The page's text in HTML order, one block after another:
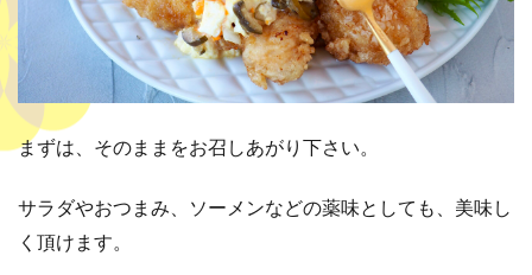
まずは、そのままをお召しあがり下さい。
サラダやおつまみ、ソーメンなどの薬味としても、美味し
く頂けます。